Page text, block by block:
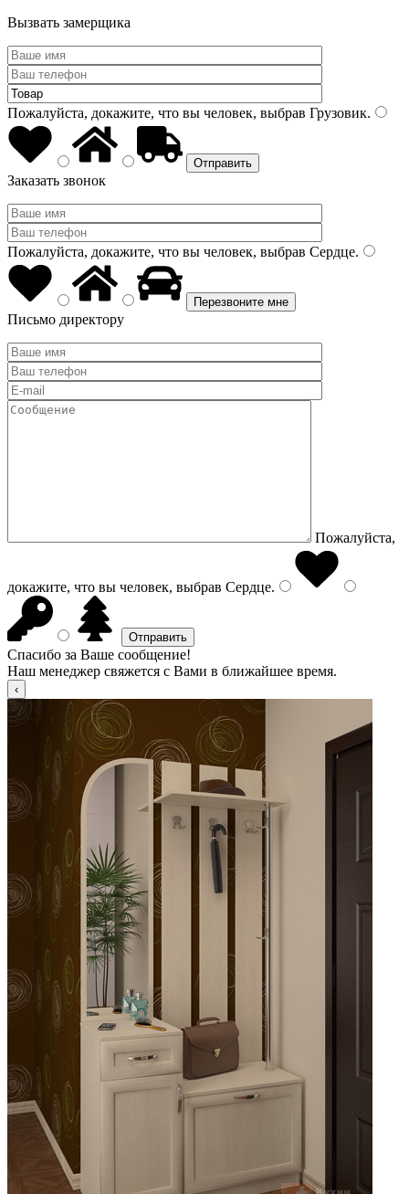
Вызвать замерщика
Пожалуйста, докажите, что вы человек, выбрав Грузовик.
Заказать звонок
Пожалуйста, докажите, что вы человек, выбрав Сердце.
Письмо директору
Пожалуйста,
докажите, что вы человек, выбрав Сердце.
Спасибо за Ваше сообщение!
Наш менеджер свяжется с Вами в ближайшее время.